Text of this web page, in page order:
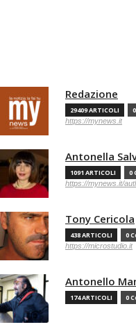
Redazione
29409 ARTICOLI
https://mynews.it
Antonella
1091 ARTICOLI 0
https://mynews.it/
Tony Cericola
438 ARTICOLI 0
https://microstudio.it
Antonello
174 ARTICOLI 0